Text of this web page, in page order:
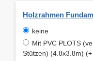
Holzrahmen
keine
Mit PVC PLOTS
Stützen) (4.8x3.8m) (+